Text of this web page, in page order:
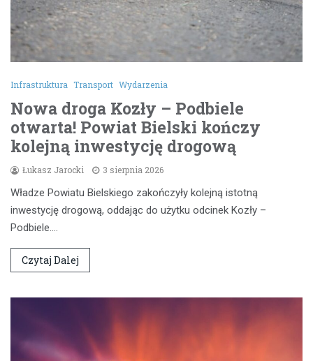
Infrastruktura Transport Wydarzenia
Nowa droga Kozły – Podbiele
otwarta! Powiat Bielski kończy
kolejną inwestycję drogową
Łukasz Jarocki 3 sierpnia 2026
Władze Powiatu Bielskiego zakończyły kolejną istotną
inwestycję drogową, oddając do użytku odcinek Kozły –
Podbiele.…
Czytaj Dalej